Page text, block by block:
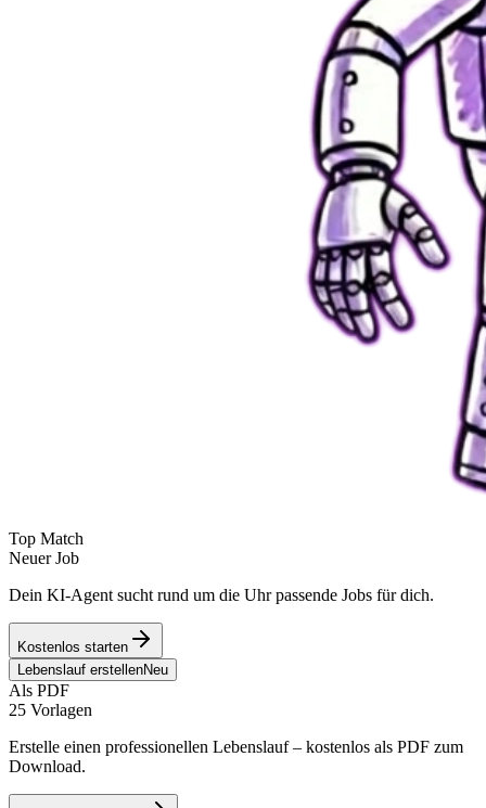
Top Match
Neuer Job
Dein KI-Agent sucht rund um die Uhr passende Jobs für dich.
Kostenlos starten
Lebenslauf erstellenNeu
Als PDF
25 Vorlagen
Erstelle einen professionellen Lebenslauf – kostenlos als PDF zum
Download.